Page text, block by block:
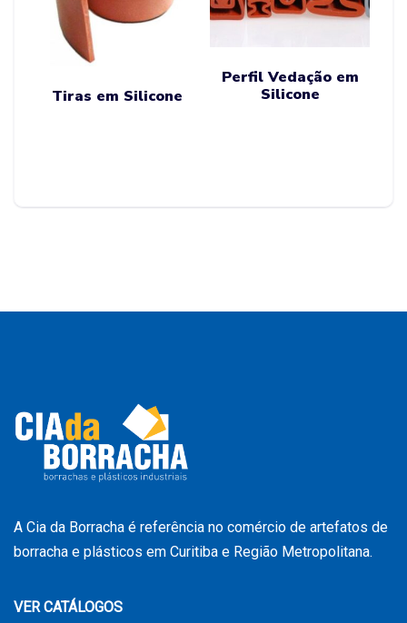
Tiras em Silicone
Perfil Vedação em
Silicone
A Cia da Borracha é referência no comércio de artefatos de
borracha e plásticos em Curitiba e Região Metropolitana.
VER CATÁLOGOS